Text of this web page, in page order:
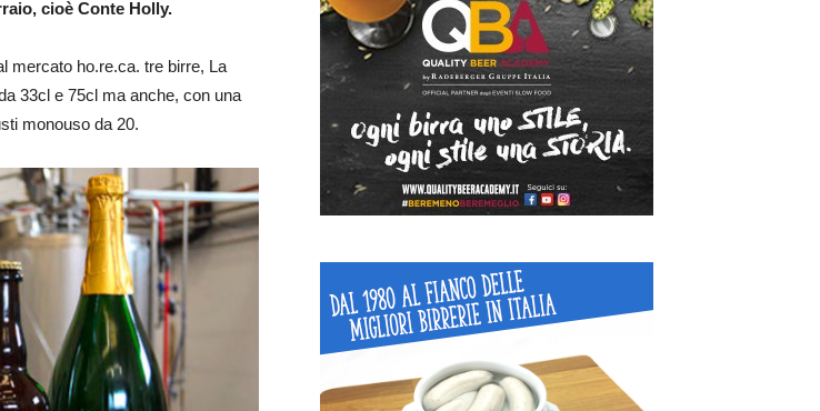
cioè Conte Holly.
mercato ho.re.ca. tre birre, La
33cl e 75cl ma anche, con una
monouso da 20.